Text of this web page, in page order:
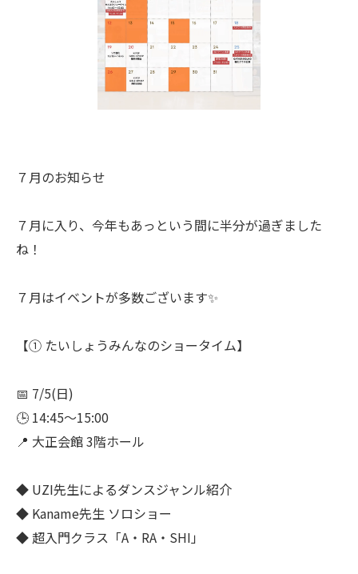
７月のお知らせ
７月に入り、今年もあっという間に半分が過ぎました
ね！
７月はイベントが多数ございます✨
【① たいしょうみんなのショータイム】
📅 7/5(日)
🕒 14:45〜15:00
📍 大正会館 3階ホール
◆ UZI先生によるダンスジャンル紹介
◆ Kaname先生 ソロショー
◆ 超入門クラス「A・RA・SHI」